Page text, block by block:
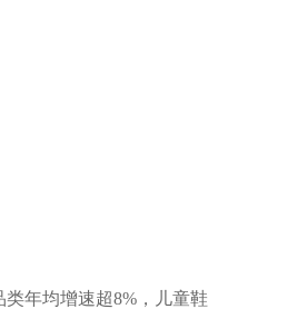
年均增速超8%，儿童鞋